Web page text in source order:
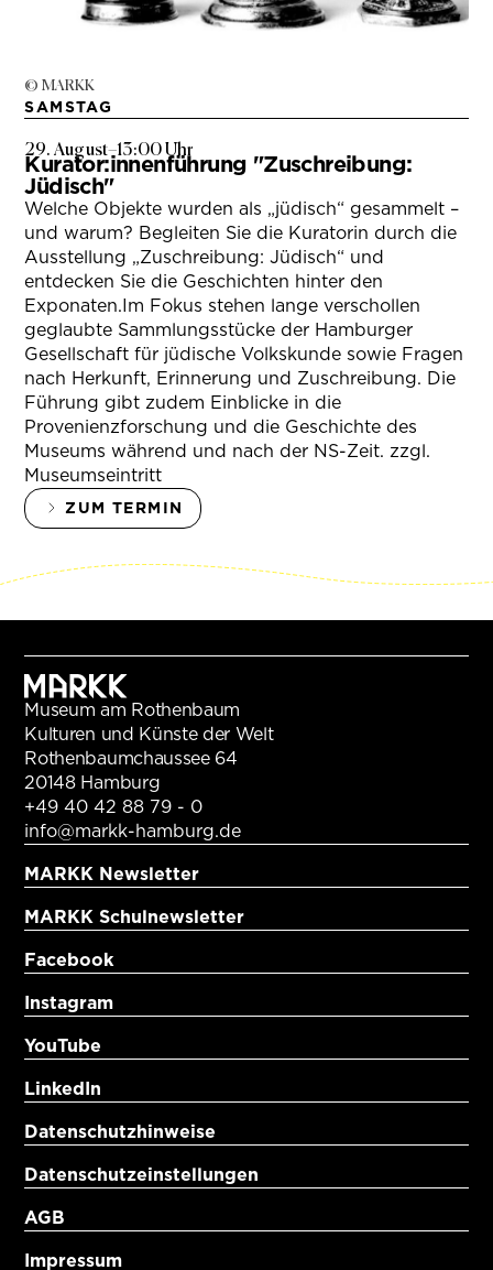
© MARKK
SAMSTAG
29. August–13:00 Uhr
Kurator:innenführung "Zuschreibung:
Jüdisch"
Welche Objekte wurden als „jüdisch“ gesammelt –
und warum? Begleiten Sie die Kuratorin durch die
Ausstellung „Zuschreibung: Jüdisch“ und
entdecken Sie die Geschichten hinter den
Exponaten.Im Fokus stehen lange verschollen
geglaubte Sammlungsstücke der Hamburger
Gesellschaft für jüdische Volkskunde sowie Fragen
nach Herkunft, Erinnerung und Zuschreibung. Die
Führung gibt zudem Einblicke in die
Provenienzforschung und die Geschichte des
Museums während und nach der NS-Zeit. zzgl.
Museumseintritt
ZUM TERMIN
Museum am Rothenbaum
Kulturen und Künste der Welt
Rothenbaumchaussee 64
20148 Hamburg
+49 40 42 88 79 - 0
info@markk-hamburg.de
MARKK Newsletter
MARKK Schulnewsletter
Facebook
Instagram
YouTube
LinkedIn
Datenschutzhinweise
Datenschutzeinstellungen
AGB
Impressum